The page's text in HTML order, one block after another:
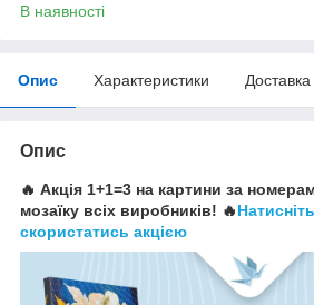
В наявності
Опис Характеристики Доставка
Опис
🔥 Акція 1+1=3 на картини за
мозаїку всіх виробників! 🔥
скористатись акцією